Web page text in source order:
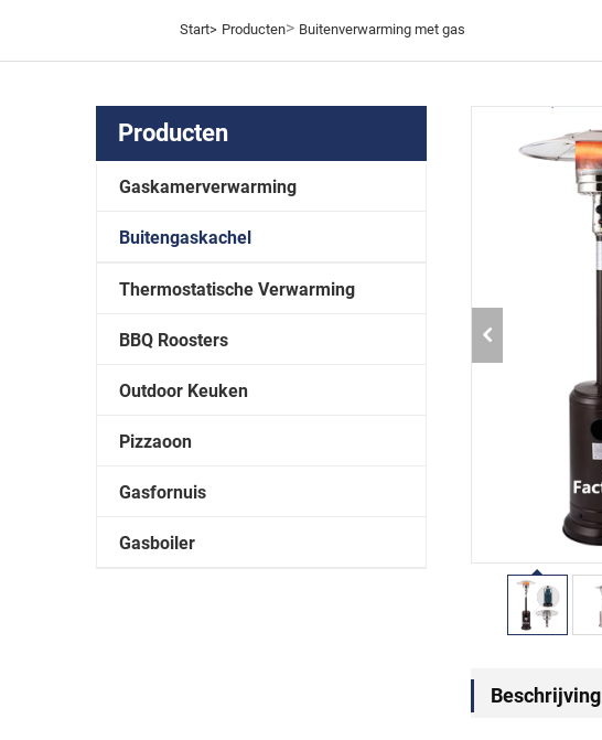
Start> Producten> Buitenverwarming met gas
Producten
Gaskamerverwarming
Buitengaskachel
Thermostatische Verwarming
BBQ Roosters
Outdoor Keuken
Pizzaoon
Gasfornuis
Gasboiler
Beschrijving